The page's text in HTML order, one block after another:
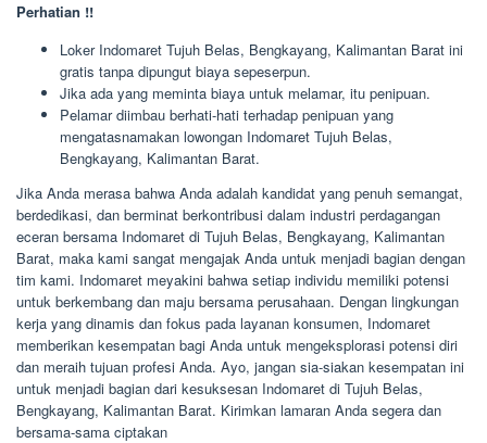
Perhatian !!
Loker Indomaret Tujuh Belas, Bengkayang, Kalimantan Barat ini
gratis tanpa dipungut biaya sepeserpun.
Jika ada yang meminta biaya untuk melamar, itu penipuan.
Pelamar diimbau berhati-hati terhadap penipuan yang
mengatasnamakan lowongan Indomaret Tujuh Belas,
Bengkayang, Kalimantan Barat.
Jika Anda merasa bahwa Anda adalah kandidat yang penuh semangat,
berdedikasi, dan berminat berkontribusi dalam industri perdagangan
eceran bersama Indomaret di Tujuh Belas, Bengkayang, Kalimantan
Barat, maka kami sangat mengajak Anda untuk menjadi bagian dengan
tim kami. Indomaret meyakini bahwa setiap individu memiliki potensi
untuk berkembang dan maju bersama perusahaan. Dengan lingkungan
kerja yang dinamis dan fokus pada layanan konsumen, Indomaret
memberikan kesempatan bagi Anda untuk mengeksplorasi potensi diri
dan meraih tujuan profesi Anda. Ayo, jangan sia-siakan kesempatan ini
untuk menjadi bagian dari kesuksesan Indomaret di Tujuh Belas,
Bengkayang, Kalimantan Barat. Kirimkan lamaran Anda segera dan
bersama-sama ciptakan